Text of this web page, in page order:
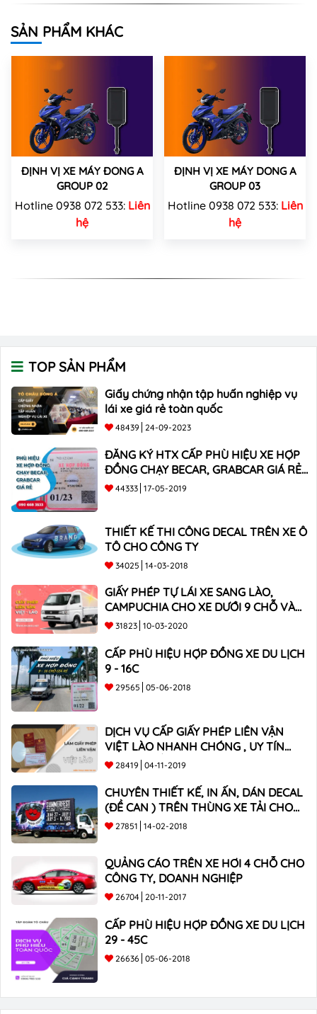
SẢN PHẨM KHÁC
ĐỊNH VỊ XE MÁY ĐONG A
GROUP 02
Hotline 0938 072 533: Liên
hệ
ĐỊNH VỊ XE MÁY DONG A
GROUP 03
Hotline 0938 072 533: Liên
hệ
TOP SẢN PHẨM
Giấy chứng nhận tập huấn nghiệp vụ
lái xe giá rẻ toàn quốc
48439 24-09-2023
ĐĂNG KÝ HTX CẤP PHÙ HIỆU XE HỢP
ĐỒNG CHẠY BECAR, GRABCAR GIÁ RẺ
NHẤT
44333 17-05-2019
THIẾT KẾ THI CÔNG DECAL TRÊN XE Ô
TÔ CHO CÔNG TY
34025 14-03-2018
GIẤY PHÉP TỰ LÁI XE SANG LÀO,
CAMPUCHIA CHO XE DƯỚI 9 CHỖ VÀ
XE BÁN TẢI
31823 10-03-2020
CẤP PHÙ HIỆU HỢP ĐỒNG XE DU LỊCH
9 - 16C
29565 05-06-2018
DỊCH VỤ CẤP GIẤY PHÉP LIÊN VẬN
VIỆT LÀO NHANH CHÓNG , UY TÍN
TOÀN QUỐC
28419 04-11-2019
CHUYÊN THIẾT KẾ, IN ẤN, DÁN DECAL
(ĐỀ CAN ) TRÊN THÙNG XE TẢI CHO
CÔNG TY
27851 14-02-2018
QUẢNG CÁO TRÊN XE HƠI 4 CHỖ CHO
CÔNG TY, DOANH NGHIỆP
26704 20-11-2017
CẤP PHÙ HIỆU HỢP ĐỒNG XE DU LỊCH
29 - 45C
26636 05-06-2018